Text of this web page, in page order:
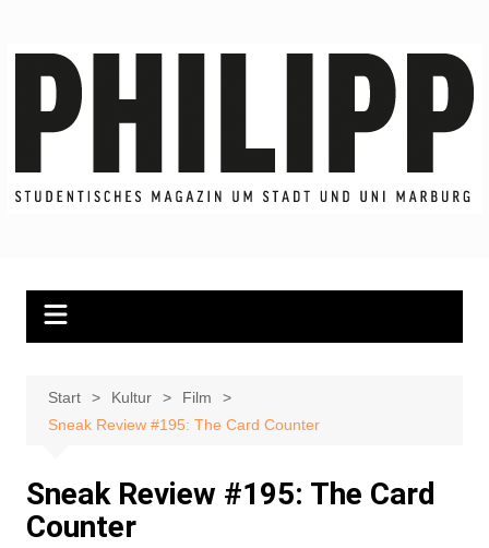
Start Kultur
Film
Sneak Review #195: The Card Counter
Sneak Review #195: The Card
Counter